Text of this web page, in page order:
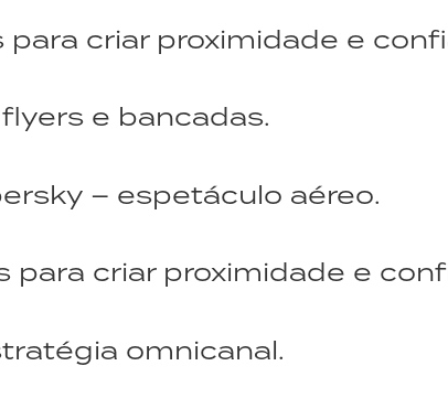
criar proximidade e
e bancadas.
– espetáculo aéreo.
criar proximidade e
omnicanal.